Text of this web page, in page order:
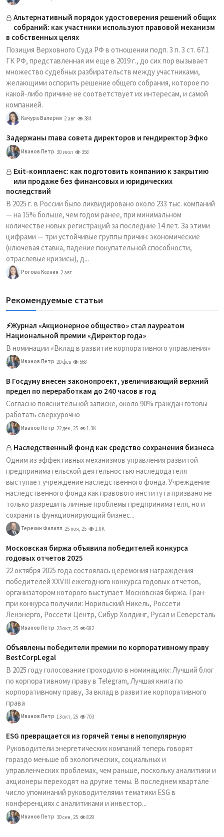
Альтернативный порядок удостоверения решений общих
собраний: как участники используют правовой механизм
в собственных целях
Позиция Верховного Суда РФ в отношении подп. 3 п. 3 ст. 67.1
ГК РФ, представленная им еще в 2019 г., до сих пор вызывает
множество судебных разбирательств между участниками,
желающими оспорить решение общего собрания, которое по
какой-либо причине не соответствует их интересам, и самой
компанией.
Качура Валерия 2 авг 384
Задержаны глава совета директоров и гендиректор Эфко
Иванов Петр 30 июл 358
Exit-комплаенс: как подготовить компанию к закрытию
или продаже без финансовых и юридических
последствий
В 2025 г. в России было ликвидировано около 233 тыс. компаний
— на 15% больше, чем годом ранее, при минимальном
количестве новых регистраций за последние 14 лет. За этими
цифрами — три устойчивые группы причин: экономические
(ключевая ставка, падение покупательной способности,
отраслевые кризисы), д...
Рогова Ксения 2 авг
Рекомендуемые статьи
⚡️Журнал «Акционерное общество» стал лауреатом
Национальной премии «Директор года»
В номинации «Вклад в развитие корпоративного управления»
Иванов Петр 20 фев 568
В Госдуму внесен законопроект, увеличивающий верхний
предел по переработкам до 240 часов в год
Согласно пояснительной записке, около 90% граждан готовы
работать сверхурочно
Иванов Петр 22 дек, 25 1.3K
Наследственный фонд как средство сохранения бизнеса
Одним из эффективных механизмов управления развитой
предпринимательской деятельностью наследодателя
выступает учреждение наследственного фонда. Учреждение
наследственного фонда как правового института призвано не
только разрешить личные проблемы предпринимателя, но и
сохранить функционирующий бизнес...
Терехин Филипп 25 ноя, 25 1.8K
Московская биржа объявила победителей конкурса
годовых отчетов 2025
22 октября 2025 года состоялась церемония награждения
победителей XXVIII ежегодного конкурса годовых отчетов,
организатором которого выступает Московская биржа. Гран-
при конкурса получили: Норильский Никель, Россети
Ленэнерго, Россети Центр, Сибур Холдинг, Русал и Северсталь
Иванов Петр 23 окт, 25 682
Объявлены победители премии по корпоративному праву
BestCorpLegal
В 2025 году голосование проходило в номинациях: Лучший блог
по корпоративному праву в Telegram, Лучшая книга по
корпоративному праву, За вклад в развитие корпоративного
права
Иванов Петр 13 окт, 25 703
ESG превращается из горячей темы в непопулярную
Руководители энергетических компаний теперь говорят
гораздо меньше об экологических, социальных и
управленческих проблемах, чем раньше, поскольку аналитики и
акционеры переходят на другие темы. В последнем квартале
число упоминаний руководителями тематики ESG в
конференциях с аналитиками и инвестор...
Иванов Петр 30 сен, 25 829